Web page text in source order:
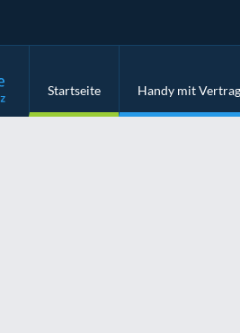
Startseite Handy mit Vertrag